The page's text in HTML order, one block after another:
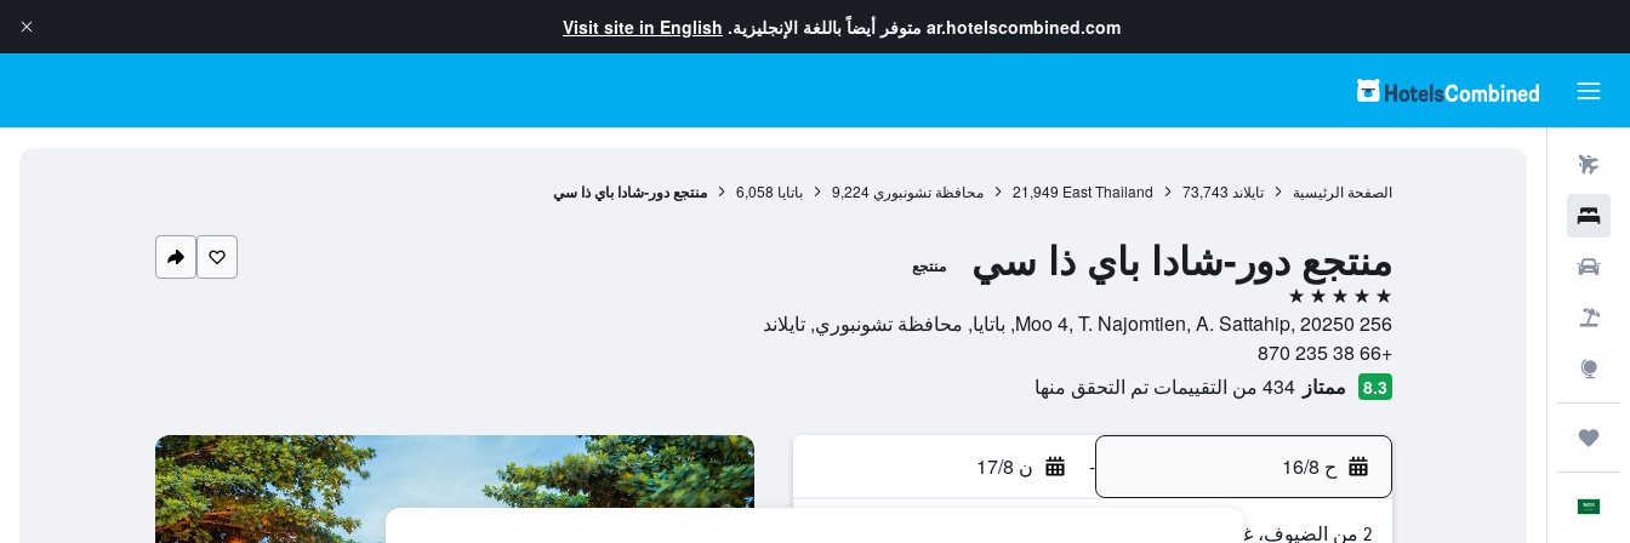
ar.hotelscombined.com متوفر أيضاً باللغة الإنجليزية. Visit site in English
الصفحة الرئيسية تايلاند 73,743
East Thailand
21,949 محافظة تشونبوري 9,224 باتايا 6,058 منتجع دور-شادا باي ذا سي
منتجع دور-شادا باي ذا سي منتجع
5 نجوم
256 Moo 4, T. Najomtien, A. Sattahip, 20250, باتايا, محافظة تشونبوري, تايلاند
+66 38 235 870
8.3 ممتاز 434 من التقييمات تم التحقق منها
ح 16/8 - ن 17/8
2 من الضيوف، غرفة واحدة